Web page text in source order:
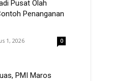
Pusat Olah
Penanganan
1, 2026 0
PMI Maros